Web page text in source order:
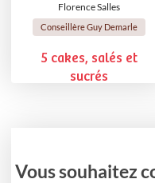
Florence Salles
Conseillère Guy Demarle
5 cakes, salés et
sucrés
Vous souhaitez